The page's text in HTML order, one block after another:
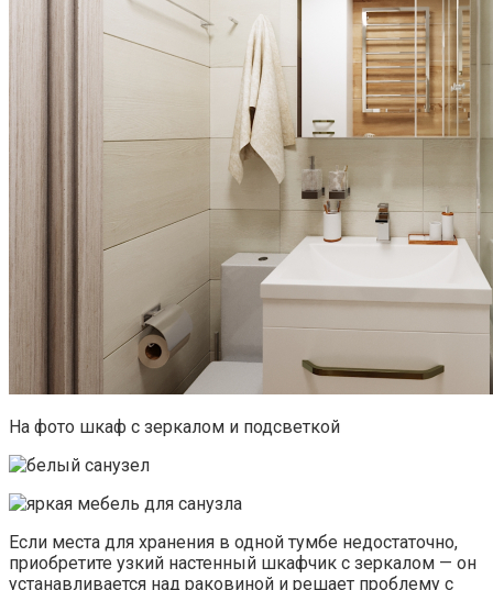
На фото шкаф с зеркалом и подсветкой
Если места для хранения в одной тумбе недостаточно,
приобретите узкий настенный шкафчик с зеркалом — он
устанавливается над раковиной и решает проблему с